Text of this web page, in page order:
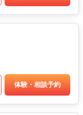
体験・相談予約